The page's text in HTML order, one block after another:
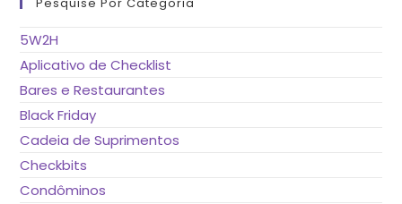
5W2H
Aplicativo de Checklist
Bares e Restaurantes
Black Friday
Cadeia de Suprimentos
Checkbits
Condôminos